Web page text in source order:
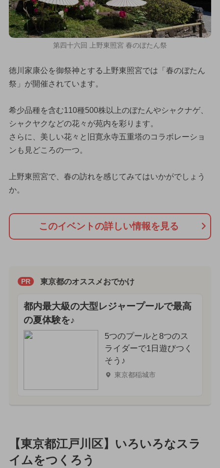
第四十六回 上野東照宮 春のぼたん祭
徳川家康公を御祭神とする上野東照宮では「春のぼたん
祭」が開催されています。
希少品種を含む110種500株以上のぼたんやシャクナゲ、
シャクヤクなどの花々が苑内を彩ります。
さらに、美しい花々と旧寛永寺五重塔のコラボレーショ
ンも見どころの一つ。
上野東照宮で、春の訪れを感じてみてはいかがでしょう
か。
このイベントの詳しい情報を見る
PR 東京都のオススメおでかけ
都内最大級の大型レジャープールで最高
の夏体験を♪
5つのプールと8つのス
ライダーで1日遊びつく
そう♪
東京都稲城市
【東京都江戸川区】いろいろなスラ
イムをつくろう